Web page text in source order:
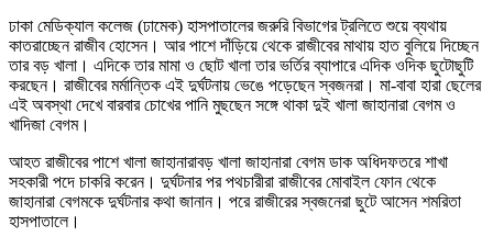
ঢাকা মেডিক্যাল কলেজ (ঢামেক) হাসপাতালের জরুরি বিভাগের ট্রলিতে শুয়ে ব্যথায়
কাতরাচ্ছেন রাজীব হোসেন। আর পাশে দাঁড়িয়ে থেকে রাজীবের মাথায় হাত বুলিয়ে দিচ্ছেন
তার বড় খালা। এদিকে তার মামা ও ছোট খালা তার ভর্তির ব্যাপারে এদিক ওদিক ছুটোছুটি
করছেন। রাজীবের মর্মান্তিক এই দুর্ঘটনায় ভেঙে পড়েছেন স্বজনরা। মা-বাবা হারা ছেলের
এই অবস্থা দেখে বারবার চোখের পানি মুছছেন সঙ্গে থাকা দুই খালা জাহানারা বেগম ও
খাদিজা বেগম।
আহত রাজীবের পাশে খালা জাহানারাবড় খালা জাহানারা বেগম ডাক অধিদফতরে শাখা
সহকারী পদে চাকরি করেন। দুর্ঘটনার পর পথচারীরা রাজীবের মোবাইল ফোন থেকে
জাহানারা বেগমকে দুর্ঘটনার কথা জানান। পরে রাজীরের স্বজনেরা ছুটে আসেন শমরিতা
হাসপাতালে।